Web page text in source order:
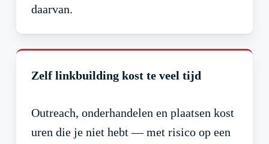
daarvan.
Zelf linkbuilding kost te veel tijd
Outreach, onderhandelen en plaatsen kost
uren die je niet hebt — met risico op een